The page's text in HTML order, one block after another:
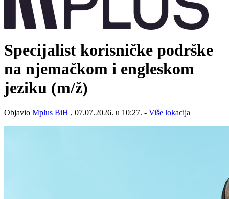
Specijalist korisničke podrške
na njemačkom i engleskom
jeziku (m/ž)
Objavio Mplus BiH , 07.07.2026. u 10:27. - Više lokacija